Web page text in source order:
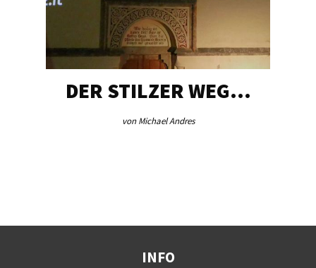
DER STILZER WEG…
von Michael Andres
INFO